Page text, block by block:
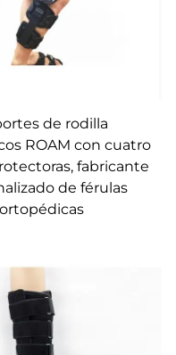
de rodilla
ROAM con cuatro
fabricante
de férulas
ortopédicas